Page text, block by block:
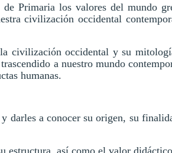
Primaria los valores del mundo
civilización occidental
civilización occidental y su
a nuestro mundo
humanas.
a conocer su origen, su
estructura, así como el valor